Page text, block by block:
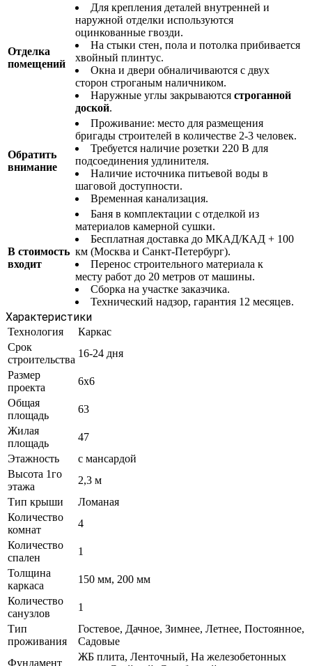
Отделка
помещений
Для крепления деталей внутренней и
наружной отделки используются
оцинкованные гвозди.
На стыки стен, пола и потолка прибивается
хвойный плинтус.
Окна и двери обналичиваются с двух
сторон строганым наличником.
Наружные углы закрываются строганной
доской.
Обратить
внимание
Проживание: место для размещения
бригады строителей в количестве 2-3 человек.
Требуется наличие розетки 220 В для
подсоединения удлинителя.
Наличие источника питьевой воды в
шаговой доступности.
Временная канализация.
В стоимость
входит
Баня в комплектации с отделкой из
материалов камерной сушки.
Бесплатная доставка до МКАД/КАД + 100
км (Москва и Санкт-Петербург).
Перенос строительного материала к
месту работ до 20 метров от машины.
Сборка на участке заказчика.
Технический надзор, гарантия 12 месяцев.
Характеристики
Технология
Каркас
Срок
строительства
16-24 дня
Размер
проекта
6x6
Общая
площадь
63
Жилая
площадь
47
Этажность
с мансардой
Высота 1го
этажа
2,3 м
Тип крыши
Ломаная
Количество
комнат
4
Количество
спален
1
Толщина
каркаса
150 мм, 200 мм
Количество
санузлов
1
Тип
проживания
Гостевое, Дачное, Зимнее, Летнее, Постоянное,
Садовые
Фундамент
ЖБ плита, Ленточный, На железобетонных